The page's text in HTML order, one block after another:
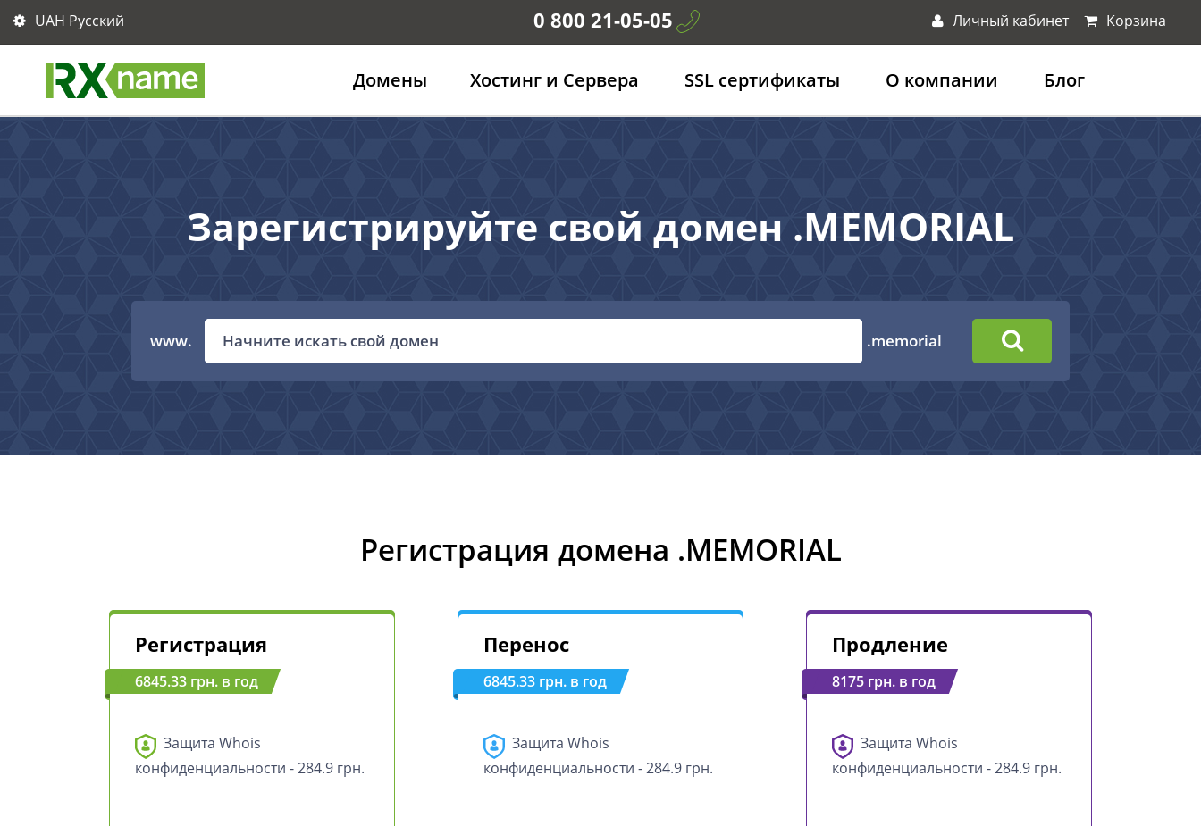
UAH Русский 0 800 21-05-05 Личный кабинет Корзина
Домены Хостинг и Сервера SSL сертификаты О компании Блог
Зарегистрируйте свой домен .MEMORIAL
www. .memorial
Регистрация домена .MEMORIAL
Регистрация
6845.33 грн. в год
Защита Whois
конфиденциальности - 284.9 грн.
Перенос
6845.33 грн. в год
Защита Whois
конфиденциальности - 284.9 грн.
Продление
8175 грн. в год
Защита Whois
конфиденциальности - 284.9 грн.